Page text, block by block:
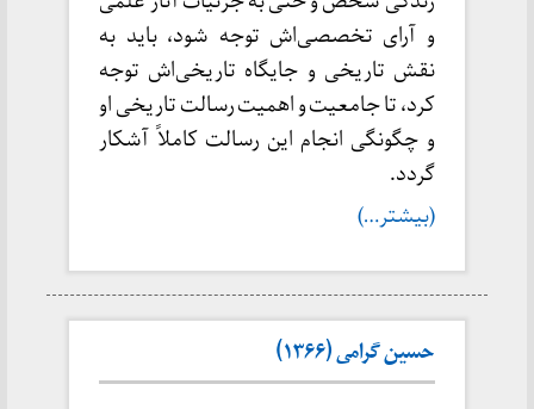
و آرای تخصصی‌اش توجه شود، باید به
نقش تاریخی و جایگاه تاریخی‌اش توجه
کرد، تا جامعیت و اهمیت رسالت تاریخی او
و چگونگی انجام این رسالت کاملاً آشکار
گردد.
(بیشتر…)
حسین گرامی (۱۳۶۶)